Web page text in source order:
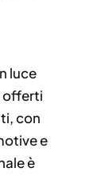
luce
offerti
con
e
è